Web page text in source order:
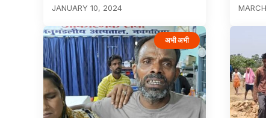
JANUARY 10, 2024
अभी अभी